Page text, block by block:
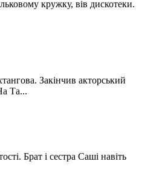
кружку, вів дискотеки.
Закінчив акторський
Та...
Брат і сестра Саші навіть